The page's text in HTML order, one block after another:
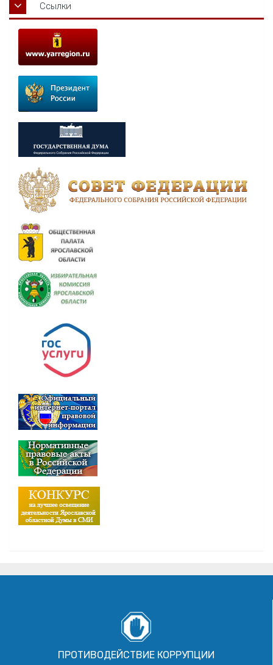
Ссылки
ПРОТИВОДЕЙСТВИЕ КОРРУПЦИИ